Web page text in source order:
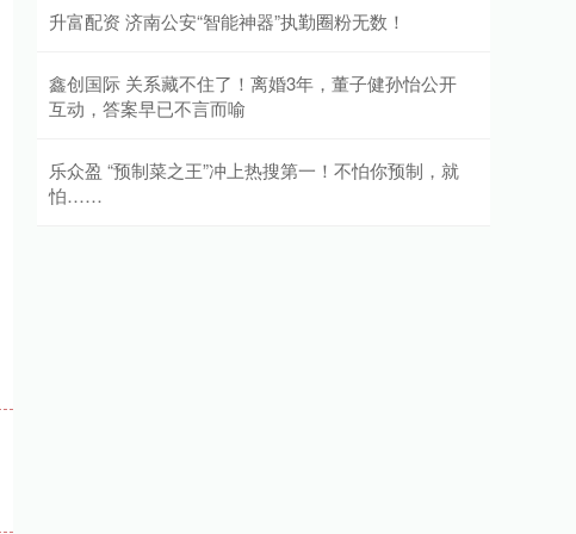
升富配资 济南公安“智能神器”执勤圈粉无数！
鑫创国际 关系藏不住了！离婚3年，董子健孙怡公开
互动，答案早已不言而喻
乐众盈 “预制菜之王”冲上热搜第一！不怕你预制，就
怕……